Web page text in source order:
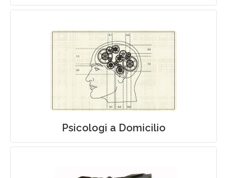
Psicologi a Domicilio
Psicologi a Domicilio